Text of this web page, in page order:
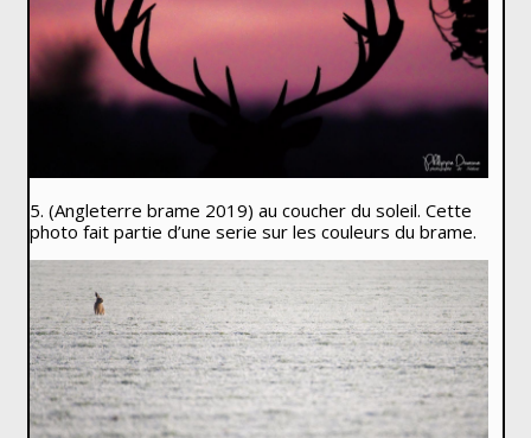
5. (Angleterre brame 2019) au coucher du soleil. Cette
photo fait partie d’une serie sur les couleurs du brame.